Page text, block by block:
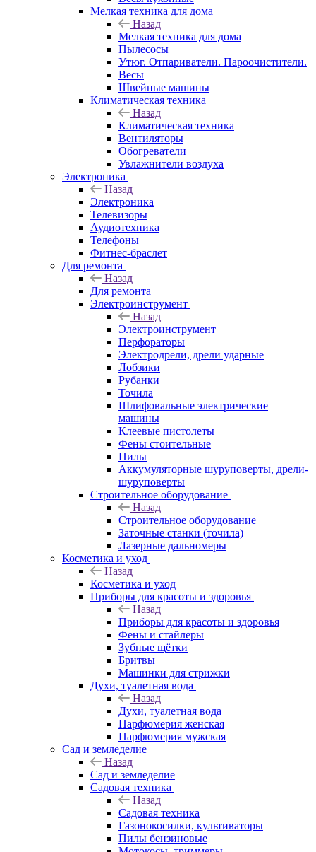
Мелкая техника для дома
Назад
Мелкая техника для дома
Пылесосы
Утюг. Отпариватели. Пароочистители.
Весы
Швейные машины
Климатическая техника
Назад
Климатическая техника
Вентиляторы
Обогреватели
Увлажнители воздуха
Электроника
Назад
Электроника
Телевизоры
Аудиотехника
Телефоны
Фитнес-браслет
Для ремонта
Назад
Для ремонта
Электроинструмент
Назад
Электроинструмент
Перфораторы
Электродрели, дрели ударные
Лобзики
Рубанки
Точила
Шлифовальные электрические
машины
Клеевые пистолеты
Фены стоительные
Пилы
Аккумуляторные шуруповерты, дрели-
шуруповерты
Строительное оборудование
Назад
Строительное оборудование
Заточные станки (точила)
Лазерные дальномеры
Косметика и уход
Назад
Косметика и уход
Приборы для красоты и здоровья
Назад
Приборы для красоты и здоровья
Фены и стайлеры
Зубные щётки
Бритвы
Машинки для стрижки
Духи, туалетная вода
Назад
Духи, туалетная вода
Парфюмерия женская
Парфюмерия мужская
Сад и земледелие
Назад
Сад и земледелие
Садовая техника
Назад
Садовая техника
Газонокосилки, культиваторы
Пилы бензиновые